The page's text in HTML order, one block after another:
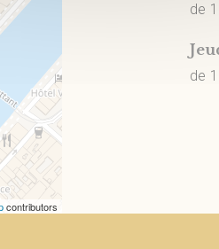
contributors
de
de